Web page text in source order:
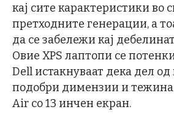
кај сите карактеристики во
претходните генерации, а
да се забележи кај
Овие XPS лаптопи се
Dell истакнуваат дека дел
подобри димензии и тежина
Air со 13 инчен екран.